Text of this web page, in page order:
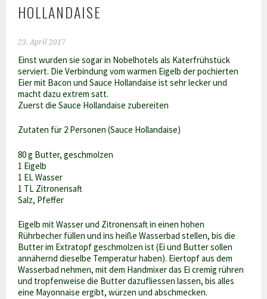
HOLLANDAISE
23. April 2017
Einst wurden sie sogar in Nobelhotels als Katerfrühstück
serviert. Die Verbindung vom warmen Eigelb der pochierten
Eier mit Bacon und Sauce Hollandaise ist sehr lecker und
macht dazu extrem satt.
Zuerst die Sauce Hollandaise zubereiten
Zutaten für 2 Personen (Sauce Hollandaise)
80 g Butter, geschmolzen
1 Eigelb
1 EL Wasser
1 TL Zitronensaft
Salz, Pfeffer
Eigelb mit Wasser und Zitronensaft in einen hohen
Rührbecher füllen und ins heiße Wasserbad stellen, bis die
Butter im Extratopf geschmolzen ist (Ei und Butter sollen
annähernd dieselbe Temperatur haben). Eiertopf aus dem
Wasserbad nehmen, mit dem Handmixer das Ei cremig rühren
und tropfenweise die Butter dazufliessen lassen, bis alles
eine Mayonnaise ergibt, würzen und abschmecken.